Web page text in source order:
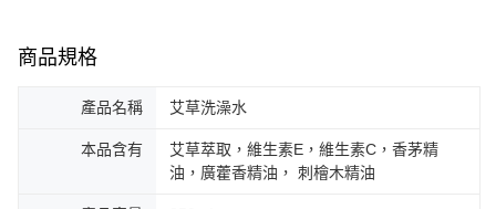
商品規格
產品名稱 艾草洗澡水
本品含有
艾草萃取，維生素E，維生素C，香茅精
油，廣藿香精油， 刺檜木精油